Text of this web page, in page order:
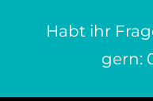
Habt ihr
gern: